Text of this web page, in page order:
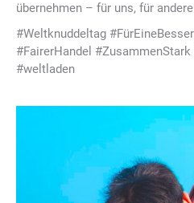
übernehmen – für uns, für
#Weltknuddeltag
#FairerHandel
#weltladen